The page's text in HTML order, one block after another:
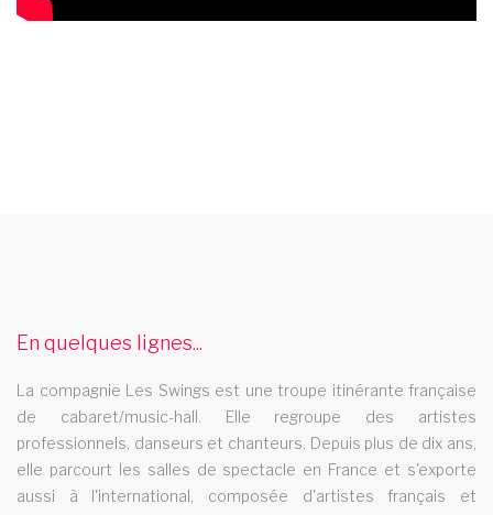
spectacle music hall saone et loire 71
Les Swings vous propose un spectacle de music hall
professionnel et se deplace dans le departement saone et
loire 71
spectacle de danse lorraine
En quelques lignes...
La compagnie Les Swings est une troupe itinérante française
de cabaret/music-hall. Elle regroupe des artistes
professionnels, danseurs et chanteurs. Depuis plus de dix ans,
elle parcourt les salles de spectacle en France et s'exporte
aussi à l'international, composée d'artistes français et